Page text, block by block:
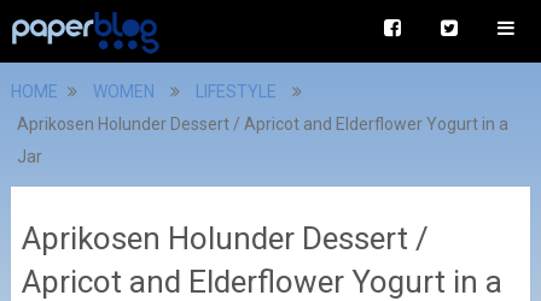
HOME WOMEN
LIFESTYLE
Aprikosen Holunder Dessert / Apricot and Elderflower Yogurt in a
Jar
Aprikosen Holunder Dessert /
Apricot and Elderflower Yogurt in a